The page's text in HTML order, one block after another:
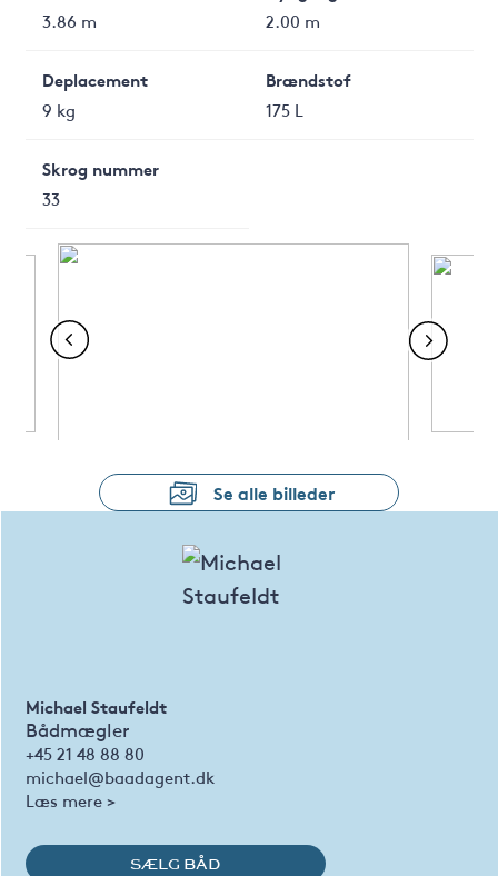
3.86 m
2.00 m
Deplacement
9 kg
Brændstof
175 L
Skrog nummer
33
Se alle billeder
Michael Staufeldt
Bådmægler
+45 21 48 88 80
michael@baadagent.dk
Læs mere >
SÆLG BÅD